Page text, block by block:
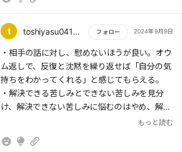
t toshiyasu04170401 フォロー 2024年9月9日
もっと読む
・相手の話に対し、慰めないほうが良い。オウ
ム返しで、反復と沈黙を繰り返せば「自分の気
持ちをわかってくれる」と感じてもらえる。
・解決できる苦しみとできない苦しみを見分
け、解決できない苦しみに悩むのはやめ、解決
できる苦しみに力を注ぐべきであるということ
心の平穏を手に入れることができるだろう。
もっと読む